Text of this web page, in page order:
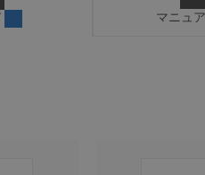
マニュ